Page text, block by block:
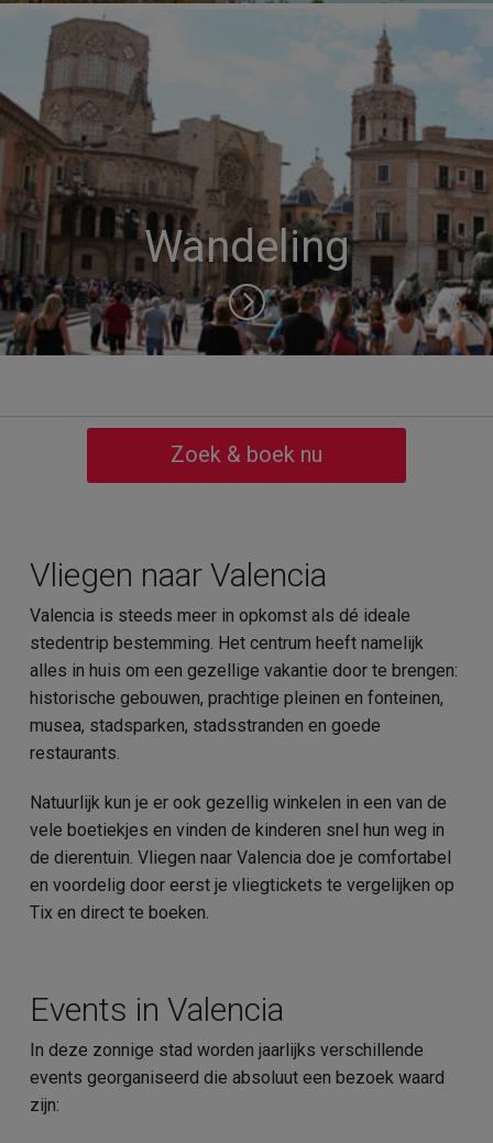
Wandeling
Zoek & boek nu
Vliegen naar Valencia
Valencia is steeds meer in opkomst als dé ideale
stedentrip bestemming. Het centrum heeft namelijk
alles in huis om een gezellige vakantie door te brengen:
historische gebouwen, prachtige pleinen en fonteinen,
musea, stadsparken, stadsstranden en goede
restaurants.
Natuurlijk kun je er ook gezellig winkelen in een van de
vele boetiekjes en vinden de kinderen snel hun weg in
de dierentuin. Vliegen naar Valencia doe je comfortabel
en voordelig door eerst je vliegtickets te vergelijken op
Tix en direct te boeken.
Events in Valencia
In deze zonnige stad worden jaarlijks verschillende
events georganiseerd die absoluut een bezoek waard
zijn: